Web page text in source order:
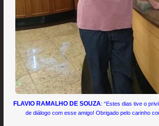
FLAVIO RAMALHO DE SOUZA: “Estes dias tive o
de diálogo com esse amigo! Obrigado pelo carinho